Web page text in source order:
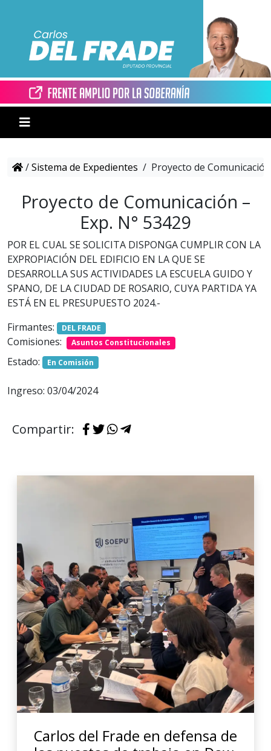
/Sistema de Expedientes / Proyecto de
Proyecto de Comunicación –
Exp. N° 53429
POR EL CUAL SE SOLICITA DISPONGA CUMPLIR CON LA
EXPROPIACIÓN DEL EDIFICIO EN LA QUE SE
DESARROLLA SUS ACTIVIDADES LA ESCUELA GUIDO Y
SPANO, DE LA CIUDAD DE ROSARIO, CUYA PARTIDA YA
ESTÁ EN EL PRESUPUESTO 2024.-
Firmantes:
DEL FRADE
Comisiones: Asuntos Constitucionales
Estado: En Comisión
Ingreso: 03/04/2024
Compartir:
Carlos del Frade en defensa de